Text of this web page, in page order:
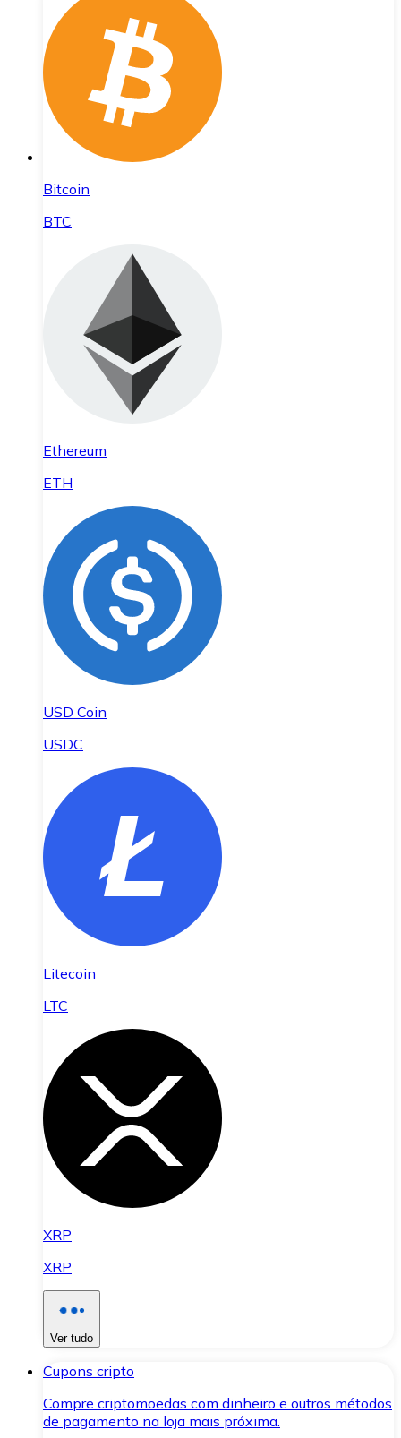
Bitcoin
BTC
Ethereum
ETH
USD Coin
USDC
Litecoin
LTC
XRP
XRP
Ver tudo
Cupons cripto
Compre criptomoedas com dinheiro e outros métodos
de pagamento na loja mais próxima.